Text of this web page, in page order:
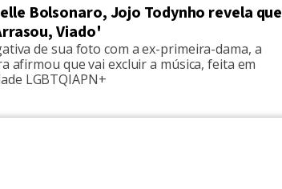
Bolsonaro, Jojo Todynho revela que
Viado'
de sua foto com a ex-primeira-dama, a
afirmou que vai excluir a música, feita em
LGBTQIAPN+